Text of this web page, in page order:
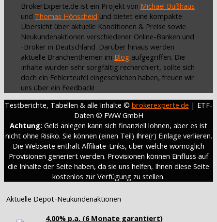
BrokerExperte.de ist ein Projekt von Michael Bußhaus
und Thomas Hönscheid und bietet eine kompakte
Übersicht über aktuelle Konditionen & Preise sowie
Neukundenaktionen verschiedener Online-Banken und
-Broker in Deutschland. Darüber hinaus werden
aktuelle Branchenthemen im Blog aufgegriffen. Die
Inhalte wurden sehr sorgfältig recherchiert, sollte sich
doch ein Fehlerteufel eingeschlichen haben, freuen wir
uns über ein Feedback!
Testberichte, Tabellen & alle Inhalte © brokerexperte.de | ETF-
Daten © FWW GmbH
Achtung: Geld anlegen kann sich finanziell lohnen, aber es ist
nicht ohne Risiko. Sie können (einen Teil) Ihre(r) Einlage verlieren.
Die Webseite enthält Affiliate-Links, über welche womöglich
Provisionen generiert werden. Provisionen können Einfluss auf
die Inhalte der Seite haben, da sie uns helfen, Ihnen diese Seite
kostenlos zur Verfügung zu stellen.
Aktuelle Depot-Neukundenaktionen
4,00% p.a. (6 Monate garantiert)